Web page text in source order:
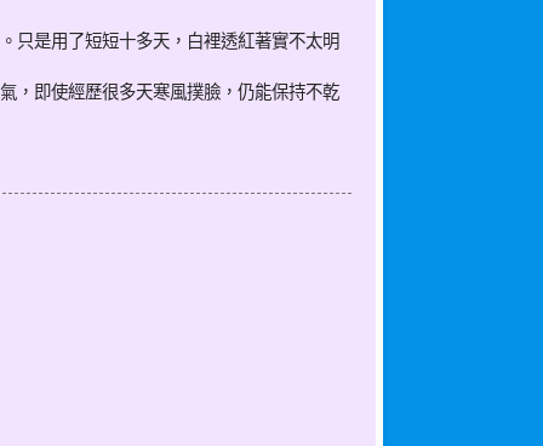
只是用了短短十多天，白裡透紅著實不太明
，即使經歷很多天寒風撲臉，仍能保持不乾